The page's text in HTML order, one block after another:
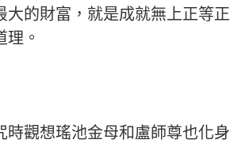
的財富，就是成就無上正等
。
觀想瑤池金母和盧師尊也化